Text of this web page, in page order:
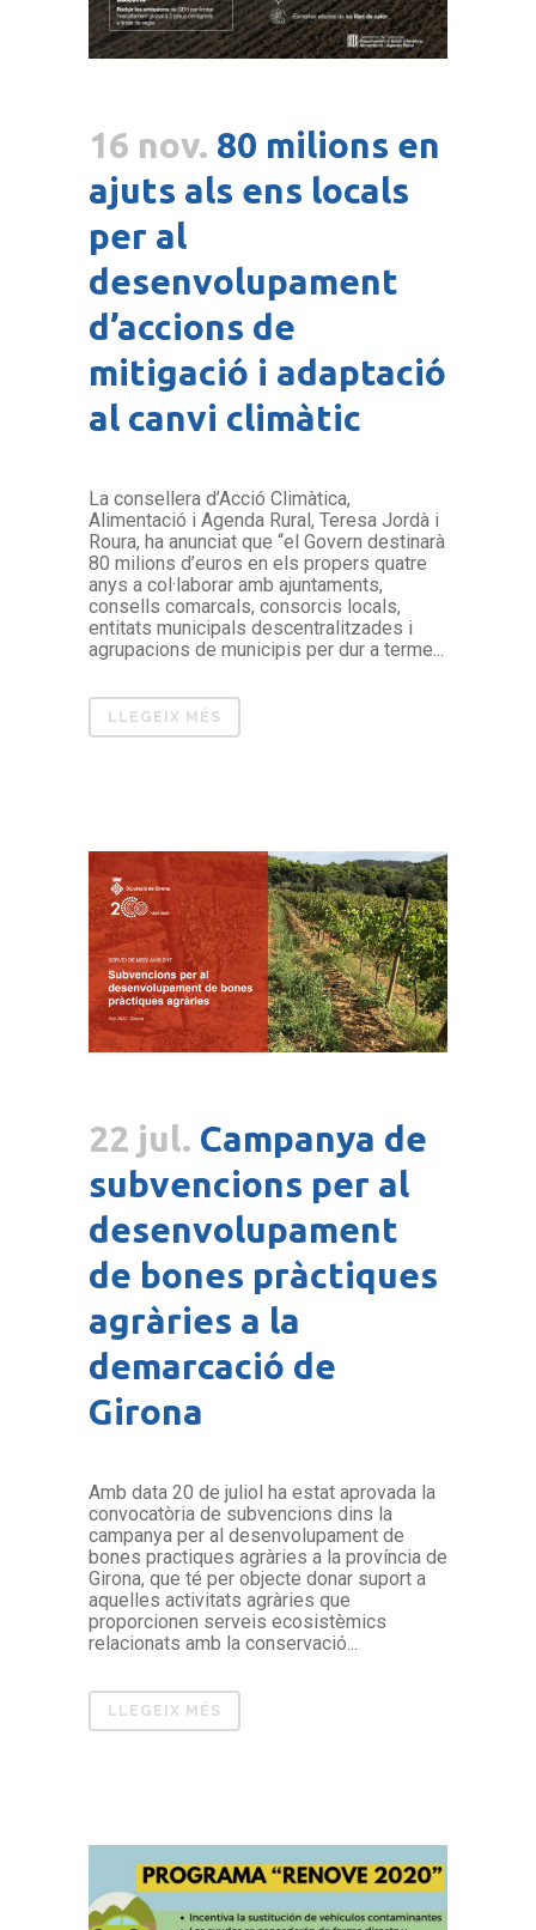
16 nov. 80 milions en
ajuts als ens locals
per al
desenvolupament
d’accions de
mitigació i adaptació
al canvi climàtic
La consellera d’Acció Climàtica,
Alimentació i Agenda Rural, Teresa Jordà i
Roura, ha anunciat que “el Govern destinarà
80 milions d’euros en els propers quatre
anys a col·laborar amb ajuntaments,
consells comarcals, consorcis locals,
entitats municipals descentralitzades i
agrupacions de municipis per dur a terme...
LLEGEIX MÉS
22 jul. Campanya de
subvencions per al
desenvolupament
de bones pràctiques
agràries a la
demarcació de
Girona
Amb data 20 de juliol ha estat aprovada la
convocatòria de subvencions dins la
campanya per al desenvolupament de
bones practiques agràries a la província de
Girona, que té per objecte donar suport a
aquelles activitats agràries que
proporcionen serveis ecosistèmics
relacionats amb la conservació...
LLEGEIX MÉS